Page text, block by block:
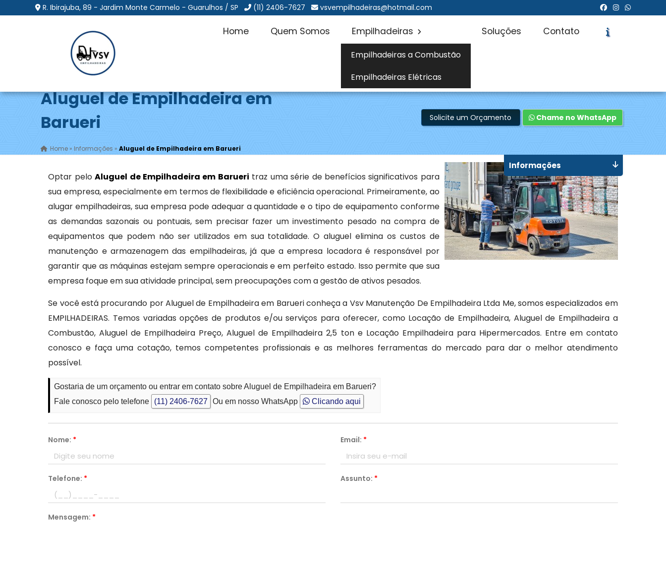
R. Ibirajuba, 89 - Jardim Monte Carmelo - Guarulhos / SP (11) 2406-7627 vsvempilhadeiras@hotmail.com
Home Quem Somos Empilhadeiras
Empilhadeiras a Combustão
Empilhadeiras Elétricas
Soluções Contato
Aluguel de Empilhadeira em
Barueri
Home »Informações »Aluguel de Empilhadeira em Barueri
Solicite um Orçamento Chame no WhatsApp
Optar peloAluguel de Empilhadeira em Barueri traz uma série de benefícios significativos para
sua empresa, especialmente em termos de flexibilidade e eficiência operacional. Primeiramente, ao
alugar empilhadeiras, sua empresa pode adequar a quantidade e o tipo de equipamento conforme
as demandas sazonais ou pontuais, sem precisar fazer um investimento pesado na compra de
equipamentos que podem não ser utilizados em sua totalidade. O aluguel elimina os custos de
manutenção e armazenagem das empilhadeiras, já que a empresa locadora é responsável por
garantir que as máquinas estejam sempre operacionais e em perfeito estado. Isso permite que sua
empresa foque em sua atividade principal, sem preocupações com a gestão de ativos pesados.
Se você está procurando por Aluguel de Empilhadeira em Barueri conheça a Vsv Manutenção De Empilhadeira Ltda Me, somos especializados em
EMPILHADEIRAS. Temos variadas opções de produtos e/ou serviços para oferecer, como Locação de Empilhadeira, Aluguel de Empilhadeira a
Combustão, Aluguel de Empilhadeira Preço, Aluguel de Empilhadeira 2,5 ton e Locação Empilhadeira para Hipermercados. Entre em contato
conosco e faça uma cotação, temos competentes profissionais e as melhores ferramentas do mercado para dar o melhor atendimento
possível.
Gostaria de um orçamento ou entrar em contato sobre Aluguel de Empilhadeira em Barueri?
Fale conosco pelo telefone
(11) 2406-7627 Ou em nosso WhatsApp Clicando aqui
Nome: * Email: *
Telefone: * Assunto: *
Mensagem: *
Informações